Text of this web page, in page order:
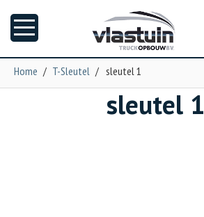
Home / T-Sleutel / sleutel 1
sleutel 1